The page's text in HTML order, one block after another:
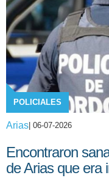
POLICIALES
Arias | 06-07-2026
Encontraron
de Arias que era